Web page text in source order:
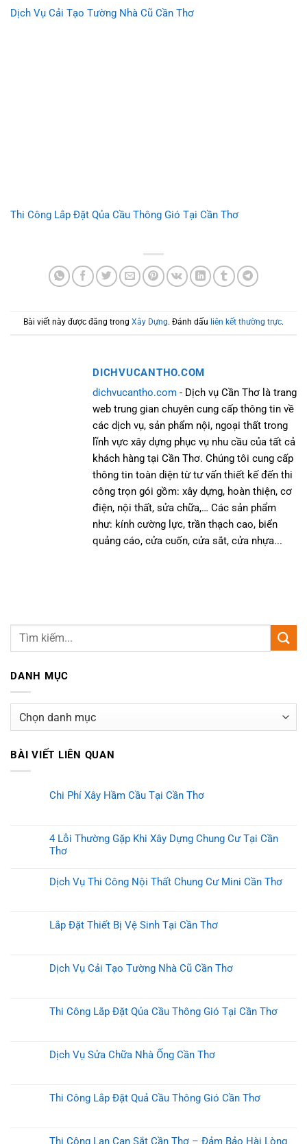
Dịch Vụ Cải Tạo Tường Nhà Cũ Cần Thơ
Thi Công Lắp Đặt Qủa Cầu Thông Gió Tại Cần Thơ
Bài viết này được đăng trong Xây Dựng. Đánh dấu liên kết thường trực.
DICHVUCANTHO.COM
dichvucantho.com - Dịch vụ Cần Thơ là trang
web trung gian chuyên cung cấp thông tin về
các dịch vụ, sản phẩm nội, ngoại thất trong
lĩnh vực xây dựng phục vụ nhu cầu của tất cả
khách hàng tại Cần Thơ. Chúng tôi cung cấp
thông tin toàn diện từ tư vấn thiết kế đến thi
công trọn gói gồm: xây dựng, hoàn thiện, cơ
điện, nội thất, sửa chữa,… Các sản phẩm
như: kính cường lực, trần thạch cao, biển
quảng cáo, cửa cuốn, cửa sắt, cửa nhựa...
DANH MỤC
mục
BÀI VIẾT LIÊN QUAN
Chi Phí Xây Hầm Cầu Tại Cần Thơ
4 Lỗi Thường Gặp Khi Xây Dựng Chung Cư Tại Cần
Thơ
Dịch Vụ Thi Công Nội Thất Chung Cư Mini Cần Thơ
Lắp Đặt Thiết Bị Vệ Sinh Tại Cần Thơ
Dịch Vụ Cải Tạo Tường Nhà Cũ Cần Thơ
Thi Công Lắp Đặt Qủa Cầu Thông Gió Tại Cần Thơ
Dịch Vụ Sửa Chữa Nhà Ống Cần Thơ
Thi Công Lắp Đặt Quả Cầu Thông Gió Cần Thơ
Thi Công Lan Can Sắt Cần Thơ – Đảm Bảo Hài Lòng